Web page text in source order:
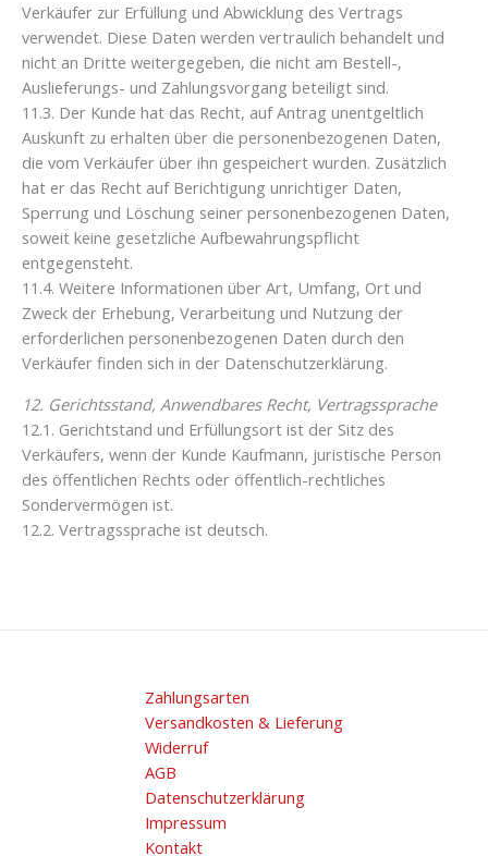
Verkäufer zur Erfüllung und Abwicklung des Vertrags
verwendet. Diese Daten werden vertraulich behandelt und
nicht an Dritte weitergegeben, die nicht am Bestell-,
Auslieferungs- und Zahlungsvorgang beteiligt sind.
11.3. Der Kunde hat das Recht, auf Antrag unentgeltlich
Auskunft zu erhalten über die personenbezogenen Daten,
die vom Verkäufer über ihn gespeichert wurden. Zusätzlich
hat er das Recht auf Berichtigung unrichtiger Daten,
Sperrung und Löschung seiner personenbezogenen Daten,
soweit keine gesetzliche Aufbewahrungspflicht
entgegensteht.
11.4. Weitere Informationen über Art, Umfang, Ort und
Zweck der Erhebung, Verarbeitung und Nutzung der
erforderlichen personenbezogenen Daten durch den
Verkäufer finden sich in der Datenschutzerklärung.
12. Gerichtsstand, Anwendbares Recht, Vertragssprache
12.1. Gerichtstand und Erfüllungsort ist der Sitz des
Verkäufers, wenn der Kunde Kaufmann, juristische Person
des öffentlichen Rechts oder öffentlich-rechtliches
Sondervermögen ist.
12.2. Vertragssprache ist deutsch.
Zahlungsarten
Versandkosten & Lieferung
Widerruf
AGB
Datenschutzerklärung
Impressum
Kontakt